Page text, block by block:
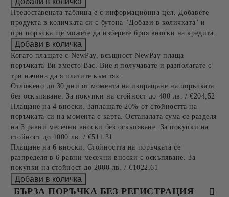
Предоставената таблица е с информационна цел. Добавете
продукта в количката си с бутона "Добави в количката" и
при поръчка ще можете да изберете броя вноски на кредита.
Когато плащате с NewPay, всъщност NewPay плаща
поръчката Ви вместо Вас. Вие я получавате и разполагате с
три начина да я платите към тях:
Отложено до 30 дни от момента на изпращане на поръчката
без оскъпяване. За покупки на стойност до 400 лв. / €204,52
Плащане на 4 вноски. Заплащате 20% от стойността на
поръчката си на момента с карта. Останалата сума се разделя
на 3 равни месечни вноски без оскъпяване. За покупки на
стойност до 1000 лв. / €511.31
Плащане на 6 вноски. Стойността на поръчката се
разпределя в 6 равни месечни вноски с оскъпяване. За
покупки на стойност до 2000 лв. / €1022.61
БЪРЗА ПОРЪЧКА БЕЗ РЕГИСТРАЦИЯ